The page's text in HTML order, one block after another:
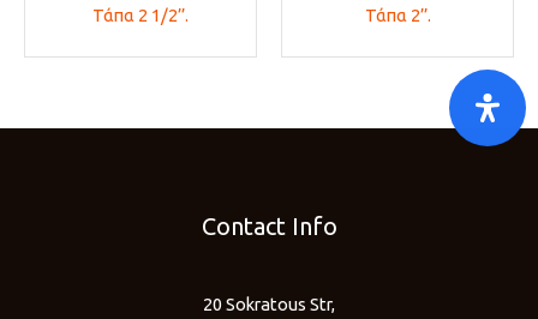
Τάπα 2 1/2’’. Τάπα 2’’.
Contact Info
20 Sokratous Str,